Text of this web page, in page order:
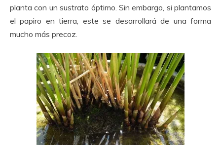
planta con un sustrato óptimo. Sin embargo, si plantamos
el papiro en tierra, este se desarrollará​ de una forma
mucho más precoz.